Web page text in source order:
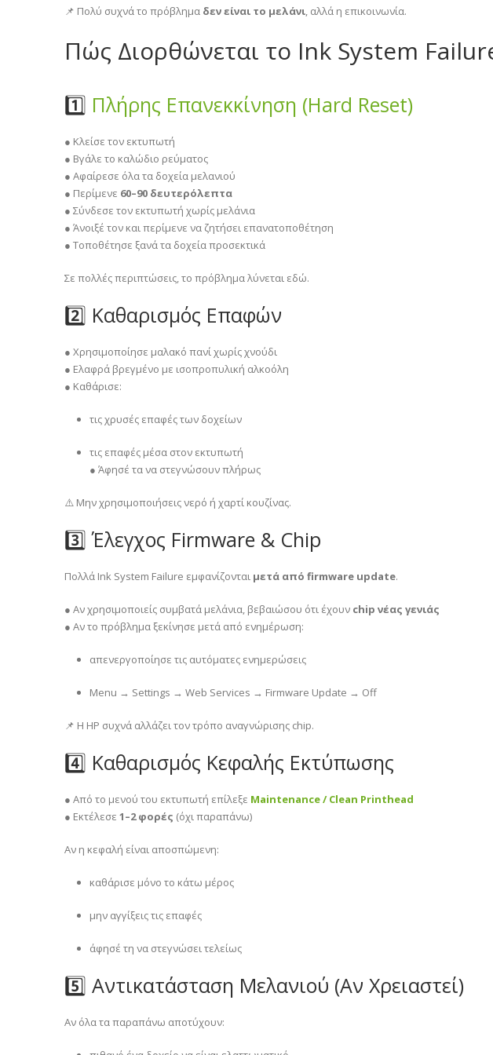
📌 Πολύ συχνά το πρόβλημα δεν είναι το μελάνι, αλλά η επικοινωνία.
Πώς Διορθώνεται το Ink System
1️⃣ Πλήρης Επανεκκίνηση (Hard Reset)
● Κλείσε τον εκτυπωτή
● Βγάλε το καλώδιο ρεύματος
● Αφαίρεσε όλα τα δοχεία μελανιού
● Περίμενε 60–90 δευτερόλεπτα
● Σύνδεσε τον εκτυπωτή χωρίς μελάνια
● Άνοιξέ τον και περίμενε να ζητήσει επανατοποθέτηση
● Τοποθέτησε ξανά τα δοχεία προσεκτικά
Σε πολλές περιπτώσεις, το πρόβλημα λύνεται εδώ.
2️⃣ Καθαρισμός Επαφών
● Χρησιμοποίησε μαλακό πανί χωρίς χνούδι
● Ελαφρά βρεγμένο με ισοπροπυλική αλκοόλη
● Καθάρισε:
τις χρυσές επαφές των δοχείων
τις επαφές μέσα στον εκτυπωτή
● Άφησέ τα να στεγνώσουν πλήρως
⚠️ Μην χρησιμοποιήσεις νερό ή χαρτί κουζίνας.
3️⃣ Έλεγχος Firmware & Chip
Πολλά Ink System Failure εμφανίζονται μετά από firmware update.
● Αν χρησιμοποιείς συμβατά μελάνια, βεβαιώσου ότι έχουν chip νέας γενιάς
● Αν το πρόβλημα ξεκίνησε μετά από ενημέρωση:
απενεργοποίησε τις αυτόματες ενημερώσεις
Menu → Settings → Web Services → Firmware Update → Off
📌 Η HP συχνά αλλάζει τον τρόπο αναγνώρισης chip.
4️⃣ Καθαρισμός Κεφαλής Εκτύπωσης
● Από το μενού του εκτυπωτή επίλεξε Maintenance / Clean Printhead
● Εκτέλεσε 1–2 φορές (όχι παραπάνω)
Αν η κεφαλή είναι αποσπώμενη:
καθάρισε μόνο το κάτω μέρος
μην αγγίξεις τις επαφές
άφησέ τη να στεγνώσει τελείως
5️⃣ Αντικατάσταση Μελανιού (Αν Χρειαστεί)
Αν όλα τα παραπάνω αποτύχουν: